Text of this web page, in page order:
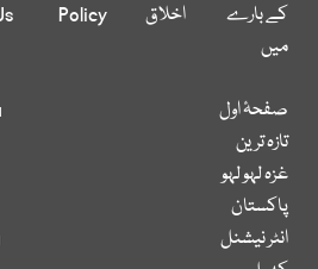
کے بارے
میں
اخلاق
Policy
صفحۂ اول
تازہ ترین
غزہ لہو لہو
پاکستان
انٹر نیشنل